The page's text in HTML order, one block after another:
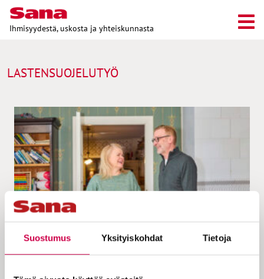
Suostumus Yksityiskohdat Tietoja
Ihmisyydestä, uskosta ja yhteiskunnasta
LASTENSUOJELUTYÖ
IHMISTEN TARINAT | 19.03.2025
Lastensuojelulaitos maatilalla antaa lapsille
tilaa harrastaa ja voimaantua